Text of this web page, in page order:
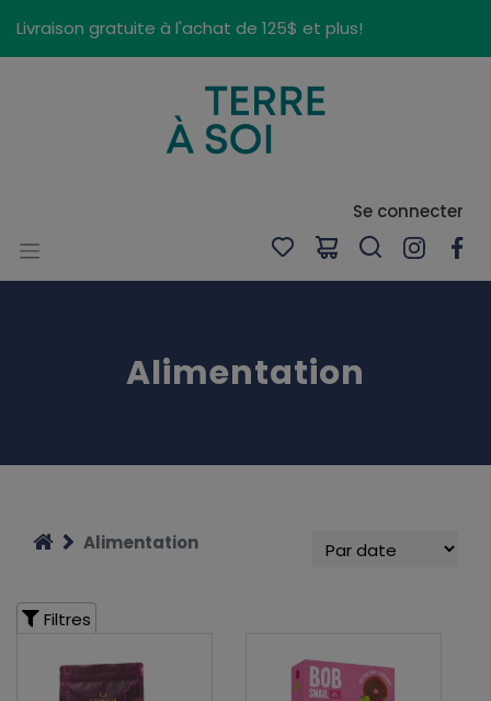
Livraison gratuite à l'achat de 125$ et plus!
Se connecter
Alimentation
Alimentation
Filtres